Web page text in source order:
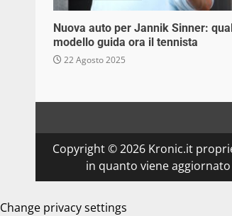
Nuova auto per Jannik Sinner:
modello guida ora il tennista
22 Agosto 2025
Copyright © 2026 Kronic.it
in quanto viene
Change privacy settings